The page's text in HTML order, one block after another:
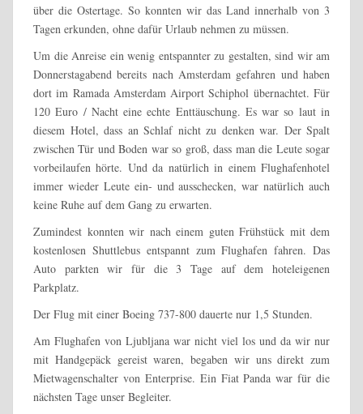
über die Ostertage. So konnten wir das Land innerhalb von 3
Tagen erkunden, ohne dafür Urlaub nehmen zu müssen.
Um die Anreise ein wenig entspannter zu gestalten, sind wir am
Donnerstagabend bereits nach Amsterdam gefahren und haben
dort im Ramada Amsterdam Airport Schiphol übernachtet. Für
120 Euro / Nacht eine echte Enttäuschung. Es war so laut in
diesem Hotel, dass an Schlaf nicht zu denken war. Der Spalt
zwischen Tür und Boden war so groß, dass man die Leute sogar
vorbeilaufen hörte. Und da natürlich in einem Flughafenhotel
immer wieder Leute ein- und ausschecken, war natürlich auch
keine Ruhe auf dem Gang zu erwarten.
Zumindest konnten wir nach einem guten Frühstück mit dem
kostenlosen Shuttlebus entspannt zum Flughafen fahren. Das
Auto parkten wir für die 3 Tage auf dem hoteleigenen
Parkplatz.
Der Flug mit einer Boeing 737-800 dauerte nur 1,5 Stunden.
Am Flughafen von Ljubljana war nicht viel los und da wir nur
mit Handgepäck gereist waren, begaben wir uns direkt zum
Mietwagenschalter von Enterprise. Ein Fiat Panda war für die
nächsten Tage unser Begleiter.